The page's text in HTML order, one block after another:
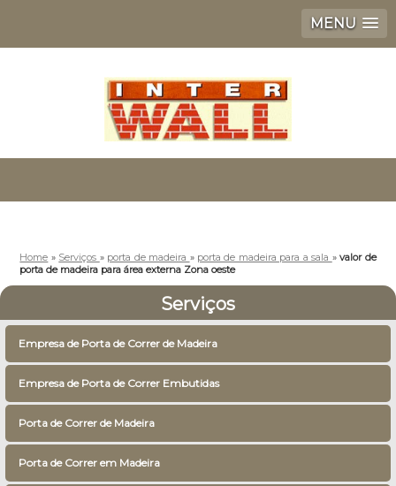
MENU
Home » Serviços » porta de madeira » porta de madeira para a sala »valor de
porta de madeira para área externa Zona oeste
Serviços
Empresa de Porta de Correr de Madeira
Empresa de Porta de Correr Embutidas
Porta de Correr de Madeira
Porta de Correr em Madeira